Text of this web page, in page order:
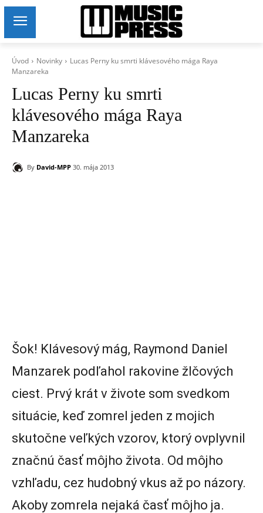
Úvod Novinky
Lucas Perny ku smrti klávesového mága Raya
Manzareka
Lucas Perny ku smrti
klávesového mága Raya
Manzareka
By David-MPP 30. mája 2013
Šok! Klávesový mág, Raymond Daniel
Manzarek podľahol rakovine žlčových
ciest. Prvý krát v živote som svedkom
situácie, keď zomrel jeden z mojich
skutočne veľkých vzorov, ktorý ovplyvnil
značnú časť môjho života. Od môjho
vzhľadu, cez hudobný vkus až po názory.
Akoby zomrela nejaká časť môjho ja.